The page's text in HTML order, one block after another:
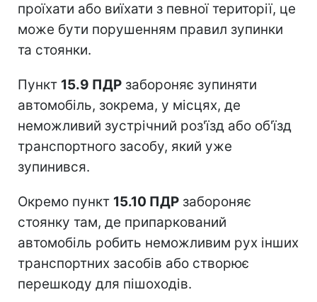
проїхати або виїхати з певної території, це
може бути порушенням правил зупинки
та стоянки.
Пункт 15.9 ПДР забороняє зупиняти
автомобіль, зокрема, у місцях, де
неможливий зустрічний роз'їзд або об'їзд
транспортного засобу, який уже
зупинився.
Окремо пункт 15.10 ПДР забороняє
стоянку там, де припаркований
автомобіль робить неможливим рух інших
транспортних засобів або створює
перешкоду для пішоходів.